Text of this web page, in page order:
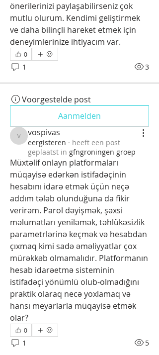
önerilerinizi paylaşabilirseniz çok
mutlu olurum. Kendimi geliştirmek
ve daha bilinçli hareket etmek için
deneyimlerinize ihtiyacım var.
0
1 3
Voorgestelde post
Aanmelden
vospivas
vospivas
eergisteren · heeft een post
geplaatst in gfngroningen groep
Müxtəlif onlayn platformaları
müqayisə edərkən istifadəçinin
hesabını idarə etmək üçün neçə
addım tələb olunduğuna da fikir
verirəm. Parol dəyişmək, şəxsi
məlumatları yeniləmək, təhlükəsizlik
parametrlərinə keçmək və hesabdan
çıxmaq kimi sadə əməliyyatlar çox
mürəkkəb olmamalıdır. Platformanın
hesab idarəetmə sisteminin
istifadəçi yönümlü olub-olmadığını
praktik olaraq necə yoxlamaq və
hansı meyarlarla müqayisə etmək
olar?
0
1 5